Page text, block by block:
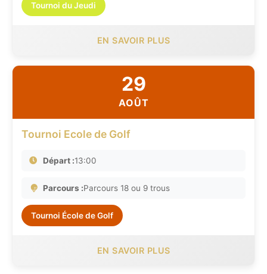
Tournoi du Jeudi
EN SAVOIR PLUS
29
AOÛT
Tournoi Ecole de Golf
Départ :13:00
Parcours :Parcours 18 ou 9 trous
Tournoi École de Golf
EN SAVOIR PLUS